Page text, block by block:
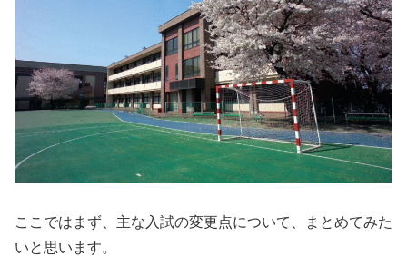
ここではまず、主な入試の変更点について、まとめてみた
いと思います。